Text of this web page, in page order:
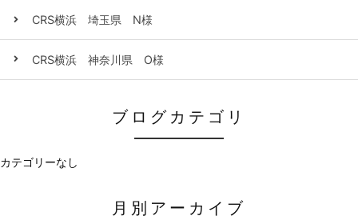
CRS横浜 埼玉県 N様
CRS横浜 神奈川県 O様
ブログカテゴリ
カテゴリーなし
月別アーカイブ